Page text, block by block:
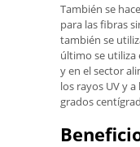
También se
para las fibras
también se
último se utiliza
y en el sector
los rayos UV y
grados